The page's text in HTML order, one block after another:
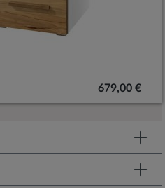
679,00 €